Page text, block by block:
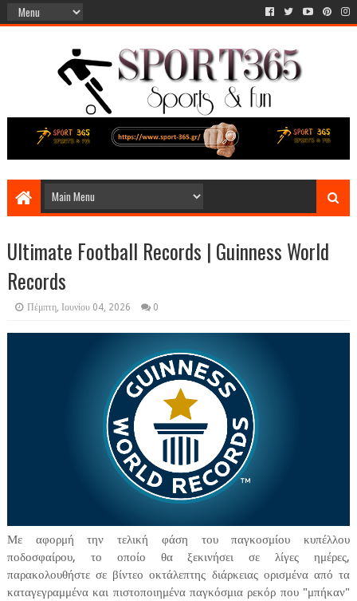
Ultimate Football Records | Guinness World
Records
Πέμπτη, Ιουνίου 04, 2026 0
Με αφορμή την τελική φάση του παγκοσμίου κυπέλλου
ποδοσφαίρου, το οποίο θα ξεκινήσει σε λίγες ημέρες,
παρακολουθήστε σε βίντεο οκτάλεπτης διάρκειας ορισμένα από τα
καταγεγραμμένα και πιστοποιημένα παγκόσμια ρεκόρ που "μπήκαν"